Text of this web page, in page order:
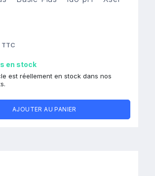
TTC
en stock
est réellement en stock dans nos
AJOUTER AU PANIER